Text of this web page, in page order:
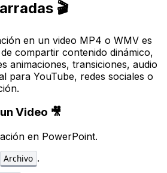
🎬
en un video MP4 o WMV es
compartir contenido dinámico,
animaciones, transiciones, audio
para YouTube, redes sociales o
Video 🎥
en PowerPoint.
Archivo .